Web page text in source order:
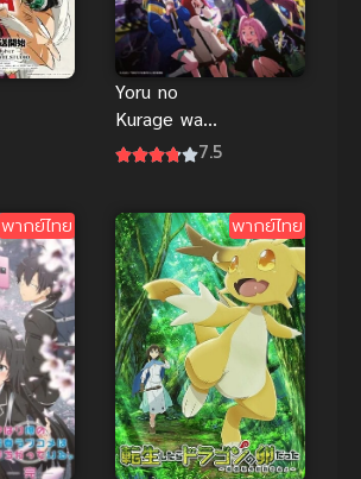
Yoru no
Kurage wa
Oyogenai อนิ
ว่ายน้ำไม่ได้
ซับไทย
7.5
พากย์ไทย พากย์ไทย